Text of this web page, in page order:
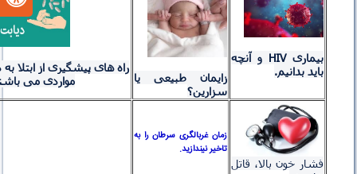
بیماری HIV و آنچه
باید بدانیم.
زایمان طبیعی یا
سزارین؟
مواردی می
فشار خون بالا، قاتل
زمان غربالگری سرطان را به
تاخیر نیندازید.